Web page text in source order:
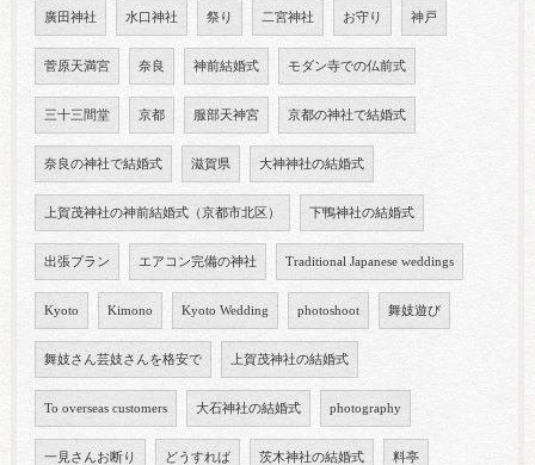
廣田神社 水口神社 祭り 二宮神社 お守り 神戸
菅原天満宮 奈良 神前結婚式 モダン寺での仏前式
三十三間堂 京都 服部天神宮 京都の神社で結婚式
奈良の神社で結婚式 滋賀県 大神神社の結婚式
上賀茂神社の神前結婚式（京都市北区） 下鴨神社の結婚式
出張プラン エアコン完備の神社 Traditional Japanese weddings
Kyoto Kimono Kyoto Wedding photoshoot 舞妓遊び
舞妓さん芸妓さんを格安で 上賀茂神社の結婚式
To overseas customers 大石神社の結婚式 photography
一見さんお断り どうすれば 茨木神社の結婚式 料亭